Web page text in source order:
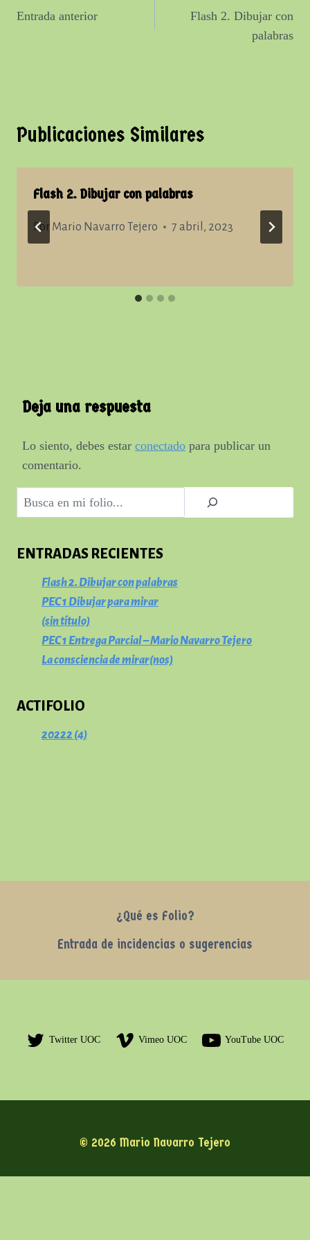
de
Entrada anterior
Flash 2. Dibujar con
palabras
Publicaciones Similares
Flash 2. Dibujar con palabras
Por Mario Navarro Tejero 7 abril, 2023
Deja una respuesta
Lo siento, debes estar conectado para publicar un
comentario.
Buscar
ENTRADAS RECIENTES
Flash 2. Dibujar con palabras
PEC 1 Dibujar para mirar
(sin título)
PEC 1 Entrega Parcial – Mario Navarro Tejero
La consciencia de mirar(nos)
ACTIFOLIO
20222 (4)
¿Qué es Folio?
Entrada de incidencias o sugerencias
Twitter UOC Vimeo UOC YouTube UOC
© 2026 Mario Navarro Tejero